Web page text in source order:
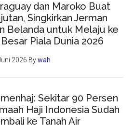
dan Maroko Buat
Singkirkan Jerman
Belanda untuk Melaju ke
Piala Dunia 2026
2026 Bywah
Sekitar 90 Persen
Haji Indonesia Sudah
ke Tanah Air